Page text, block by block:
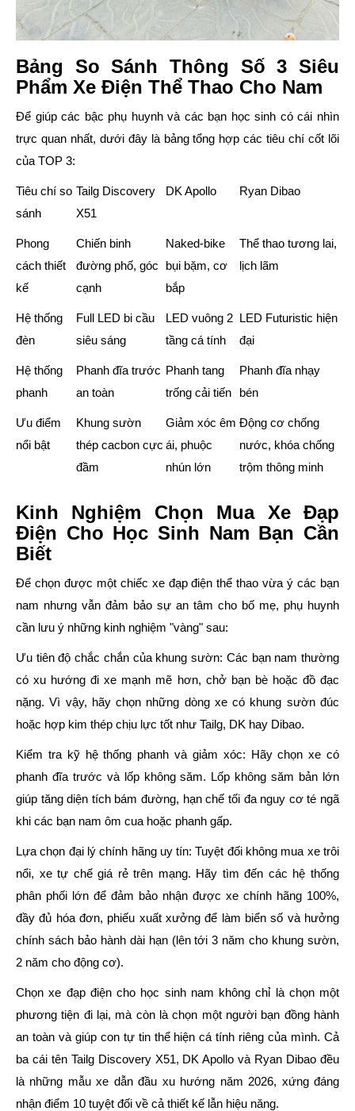
Bảng So Sánh Thông Số 3 Siêu
Phẩm Xe Điện Thể Thao Cho Nam
Để giúp các bậc phụ huynh và các bạn học sinh có cái nhìn
trực quan nhất, dưới đây là bảng tổng hợp các tiêu chí cốt lõi
của TOP 3:
Tiêu chí so
sánh
Tailg Discovery
X51
DK Apollo Ryan Dibao
Phong
cách thiết
kế
Chiến binh
đường phố, góc
cạnh
Naked-bike
bụi bặm, cơ
bắp
Thể thao tương lai,
lịch lãm
Hệ thống
đèn
Full LED bi cầu
siêu sáng
LED vuông 2
tầng cá tính
LED Futuristic hiện
đại
Hệ thống
phanh
Phanh đĩa trước
an toàn
Phanh tang
trống cải tiến
Phanh đĩa nhạy
bén
Ưu điểm
nổi bật
Khung sườn
thép cacbon cực
đầm
Giảm xóc êm
ái, phuộc
nhún lớn
Động cơ chống
nước, khóa chống
trộm thông minh
Kinh Nghiệm Chọn Mua Xe Đạp
Điện Cho Học Sinh Nam Bạn Cần
Biết
Để chọn được một chiếc xe đạp điện thể thao vừa ý các bạn
nam nhưng vẫn đảm bảo sự an tâm cho bố mẹ, phụ huynh
cần lưu ý những kinh nghiệm "vàng" sau:
Ưu tiên độ chắc chắn của khung sườn: Các bạn nam thường
có xu hướng đi xe mạnh mẽ hơn, chở bạn bè hoặc đồ đạc
nặng. Vì vậy, hãy chọn những dòng xe có khung sườn đúc
hoặc hợp kim thép chịu lực tốt như Tailg, DK hay Dibao.
Kiểm tra kỹ hệ thống phanh và giảm xóc: Hãy chọn xe có
phanh đĩa trước và lốp không săm. Lốp không săm bản lớn
giúp tăng diện tích bám đường, hạn chế tối đa nguy cơ té ngã
khi các bạn nam ôm cua hoặc phanh gấp.
Lựa chọn đại lý chính hãng uy tín: Tuyệt đối không mua xe trôi
nổi, xe tự chế giá rẻ trên mạng. Hãy tìm đến các hệ thống
phân phối lớn để đảm bảo nhận được xe chính hãng 100%,
đầy đủ hóa đơn, phiếu xuất xưởng để làm biển số và hưởng
chính sách bảo hành dài hạn (lên tới 3 năm cho khung sườn,
2 năm cho động cơ).
Chọn xe đạp điện cho học sinh nam không chỉ là chọn một
phương tiện đi lại, mà còn là chọn một người bạn đồng hành
an toàn và giúp con tự tin thể hiện cá tính riêng của mình. Cả
ba cái tên Tailg Discovery X51, DK Apollo và Ryan Dibao đều
là những mẫu xe dẫn đầu xu hướng năm 2026, xứng đáng
nhận điểm 10 tuyệt đối về cả thiết kế lẫn hiệu năng.